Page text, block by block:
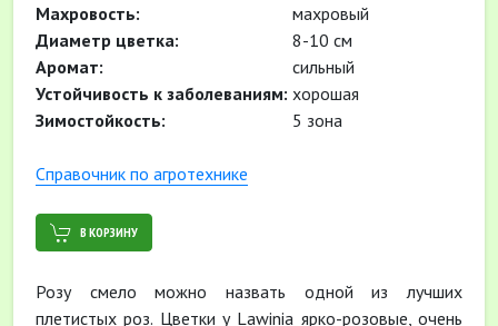
Махровость:
махровый
Диаметр цветка:
8-10 см
Аромат:
сильный
Устойчивость к заболеваниям: хорошая
Зимостойкость:
5 зона
Cправочник по агротехнике
В КОРЗИНУ
Розу смело можно назвать одной из лучших
плетистых роз. Цветки у Lawinia ярко-розовые, очень